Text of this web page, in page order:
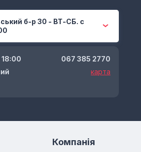
б-р 30 - ВТ-СБ. с
067 385 2770
карта
Компанія